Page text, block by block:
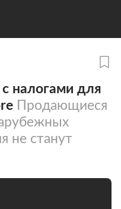
налогами для
Продающиеся
не станут